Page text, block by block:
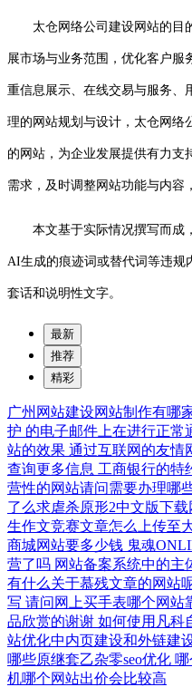
太仓网络公司建设网站的目
展市场与业务范围，优化客户服
重信息展示、在线交易与服务、
理的网站规划与设计，太仓网络
的网站，为企业发展提供有力支
需求，及时调整网站功能与内容
本文基于实际情况撰写而成
AI生成的痕迹词或替代词等违规
套话和说明性文字。
最新
推荐
精彩
广州网站建设网站制作有哪
护 的电子邮件上在进行正常
站的效果 通过互联网的友情
查询更多信息 工商银行的特
营性的网站请问需要办理哪
了么求虐杀原形2中文版下载
生作文竞赛文章怎么上传至
商城网站要多少钱 鬼魂
营了吗 网站备案系统中的主
有什么关于慕残文章的网站
写 请问网上买手表哪个网站
品欣赏的谢谢 如何使用凡科
站优化中内页建设和外链建
哪些原继套乙杂零seo优化
机哪个网站出价会比较高